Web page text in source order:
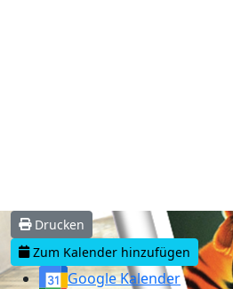
Drucken
Zum Kalender hinzufügen
Google Kalender